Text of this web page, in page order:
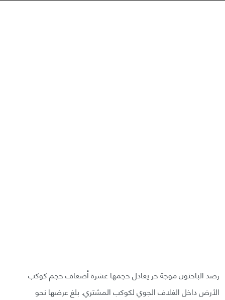
رصد الباحثون موجة حر يعادل حجمها عشرة أضعاف حجم كوكب
الأرض داخل الغلاف الجوي لكوكب المشتري. بلغ عرضها نحو